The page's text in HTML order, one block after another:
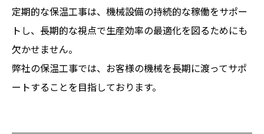
定期的な保温工事は、機械設備の持続的な稼働をサポー
トし、長期的な視点で生産効率の最適化を図るためにも
欠かせません。
弊社の保温工事では、お客様の機械を長期に渡ってサポ
ートすることを目指しております。